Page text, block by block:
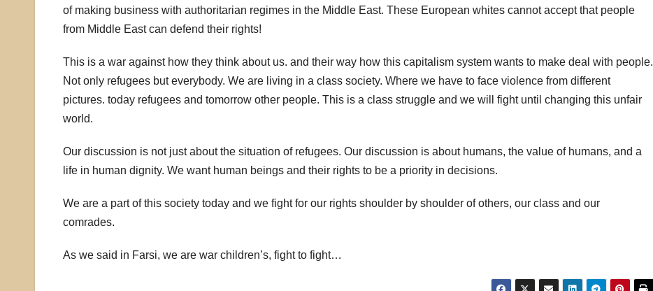
of making business with authoritarian regimes in the Middle East. These European whites cannot accept that people
from Middle East can defend their rights!
This is a war against how they think about us. and their way how this capitalism system wants to make deal with people.
Not only refugees but everybody. We are living in a class society. Where we have to face violence from different
pictures. today refugees and tomorrow other people. This is a class struggle and we will fight until changing this unfair
world.
Our discussion is not just about the situation of refugees. Our discussion is about humans, the value of humans, and a
life in human dignity. We want human beings and their rights to be a priority in decisions.
We are a part of this society today and we fight for our rights shoulder by shoulder of others, our class and our
comrades.
As we said in Farsi, we are war children’s, fight to fight…